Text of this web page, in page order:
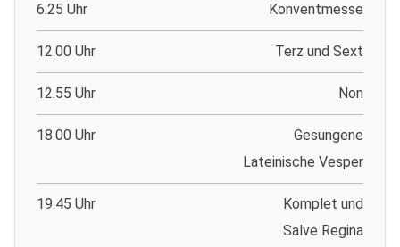
6.25 Uhr Konventmesse
12.00 Uhr Terz und Sext
12.55 Uhr Non
18.00 Uhr
Gesungene
Lateinische Vesper
19.45 Uhr
Komplet und
Salve Regina